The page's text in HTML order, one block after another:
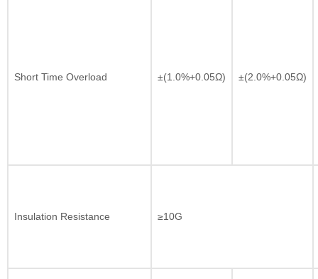
Short Time Overload ±(1.0%+0.05Ω) ±(2.0%+0.05Ω)
Insulation Resistance ≥10G